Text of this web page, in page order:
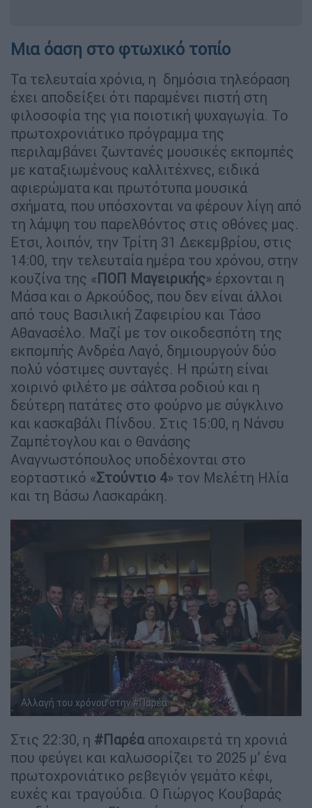
Μια όαση στο φτωχικό τοπίο
Τα τελευταία χρόνια, η δημόσια τηλεόραση
έχει αποδείξει ότι παραμένει πιστή στη
φιλοσοφία της για ποιοτική ψυχαγωγία. Το
πρωτοχρονιάτικο πρόγραμμα της
περιλαμβάνει ζωντανές μουσικές εκπομπές
με καταξιωμένους καλλιτέχνες, ειδικά
αφιερώματα και πρωτότυπα μουσικά
σχήματα, που υπόσχονται να φέρουν λίγη από
τη λάμψη του παρελθόντος στις οθόνες μας.
Ετσι, λοιπόν, την Τρίτη 31 Δεκεμβρίου, στις
14:00, την τελευταία ημέρα του χρόνου, στην
κουζίνα της «ΠΟΠ Μαγειρικής» έρχονται η
Μάσα και ο Αρκούδος, που δεν είναι άλλοι
από τους Βασιλική Ζαφειρίου και Τάσο
Αθανασέλο. Μαζί με τον οικοδεσπότη της
εκπομπής Ανδρέα Λαγό, δημιουργούν δύο
πολύ νόστιμες συνταγές. Η πρώτη είναι
χοιρινό φιλέτο με σάλτσα ροδιού και η
δεύτερη πατάτες στο φούρνο με σύγκλινο
και κασκαβάλι Πίνδου. Στις 15:00, η Νάνσυ
Ζαμπέτογλου και ο Θανάσης
Αναγνωστόπουλος υποδέχονται στο
εορταστικό «Στούντιο 4» τον Μελέτη Ηλία
και τη Βάσω Λασκαράκη.
Aλλαγή του χρόνου στην #Παρέα
Στις 22:30, η #Παρέααποχαιρετά τη χρονιά
που φεύγει και καλωσορίζει το 2025 μ’ ένα
πρωτοχρονιάτικο ρεβεγιόν γεμάτο κέφι,
ευχές και τραγούδια. Ο Γιώργος Κουβαράς